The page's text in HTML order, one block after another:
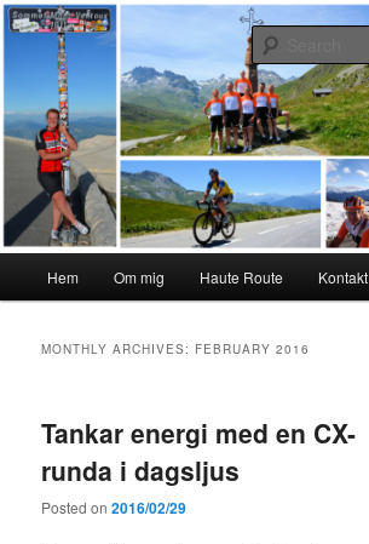
Skip
to
Skip
to
secondary
Karolina Örnstedt
#interiktigtsomallaandra
Hem Om mig Haute Route Kontakt
MONTHLY ARCHIVES: FEBRUARY 2016
Tankar energi med en CX-
runda i dagsljus
Posted on2016/02/29